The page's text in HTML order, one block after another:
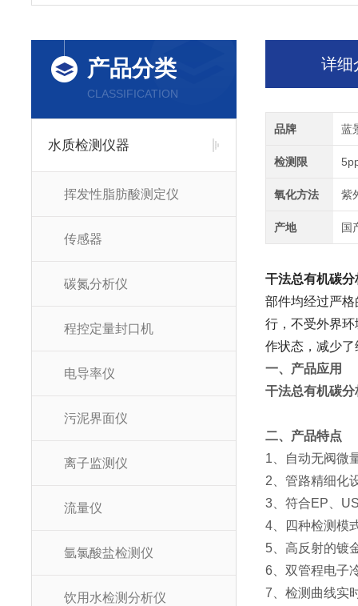
产品分类
CLASSIFICATION
水质检测仪器
挥发性脂肪酸测定仪
传感器
碳氮分析仪
程控定量封口机
电导率仪
污泥界面仪
离子监测仪
流量仪
氩氯酸盐检测仪
饮用水检测分析仪
详细
品牌 蓝
检测限
氧化方法 紫
产地 国
干法总有机碳分
部件均经过严
行，不受外界
作状态，减少
一、产品应用
干法总有机碳分
二、产品特点
1、自动无阀微
2、管路精细化
3、符合EP、
4、四种检测模
5、高反射的镀
6、双管程电子
7、检测曲线实